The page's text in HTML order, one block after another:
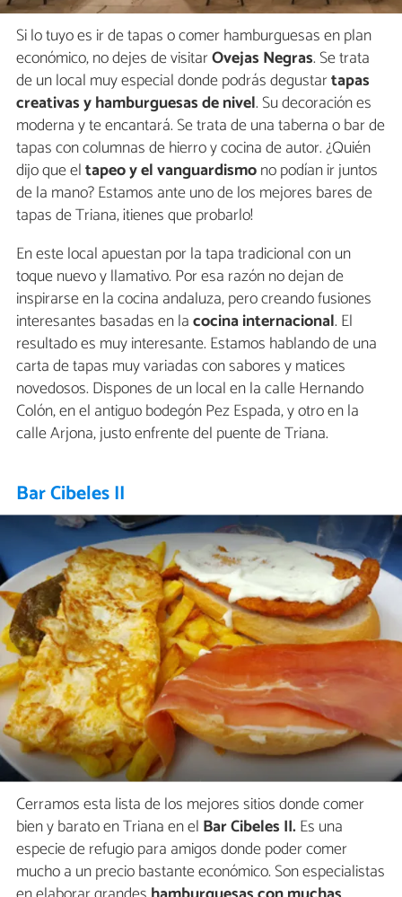
Si lo tuyo es ir de tapas o comer hamburguesas en plan
económico, no dejes de visitarOvejas Negras. Se trata
de un local muy especial donde podrás degustartapas
creativasy hamburguesasde nivel. Su decoración es
moderna y te encantará. Se trata de una taberna o bar de
tapas con columnas de hierro y cocina de autor. ¿Quién
dijo que eltapeo y el vanguardismono podían ir juntos
de la mano? Estamos ante uno de los mejores bares de
tapas de Triana, ¡tienes que probarlo!
En este local apuestan por la tapa tradicional con un
toque nuevo y llamativo. Por esa razón no dejan de
inspirarse en la cocina andaluza, pero creando fusiones
interesantes basadas en lacocina internacional. El
resultado es muy interesante. Estamos hablando de una
carta de tapas muy variadas con sabores y matices
novedosos. Dispones de un local en la calle Hernando
Colón, en el antiguo bodegón Pez Espada, y otro en la
calle Arjona, justo enfrente del puente de Triana.
Bar Cibeles II
Cerramos esta lista de los mejores sitios donde comer
bien y barato en Triana en el Bar Cibeles II.Es una
especie de refugio para amigos donde poder comer
mucho a un precio bastante económico. Son especialistas